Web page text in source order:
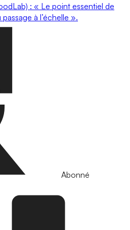
: « Le point essentiel de
à l’échelle ».
Abonné